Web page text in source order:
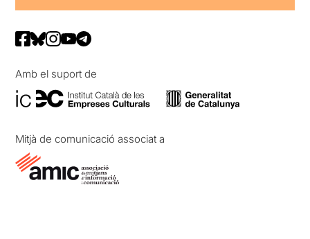
Amb el suport de
Mitjà de comunicació associat a